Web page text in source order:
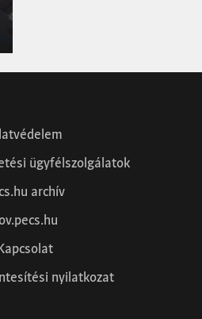
ügyfélszolgálatok
archív
nyilatkozat